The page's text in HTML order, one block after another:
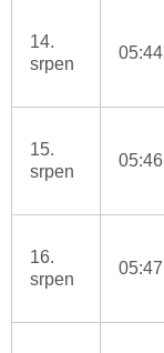
14.
srpen
05:44
15.
srpen
05:46
16.
srpen
05:47